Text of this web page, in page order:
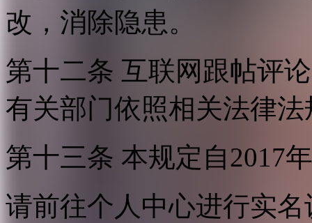
改，消除隐患。
第十二条 互联网跟帖评
有关部门依照相关法律
第十三条 本规定自2017
请前往个人中心进行实名